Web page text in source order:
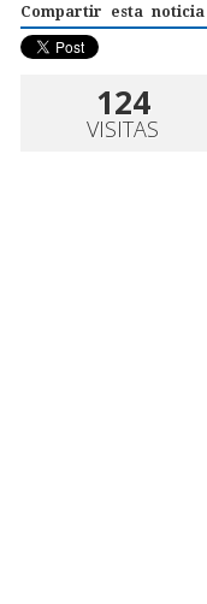
Compartir esta noticia
124
VISITAS